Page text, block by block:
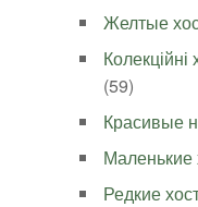
Желтые
(59)
Красивые
Маленькие
Редкие